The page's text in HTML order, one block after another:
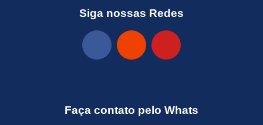
Siga nossas Redes
Faça contato pelo Whats